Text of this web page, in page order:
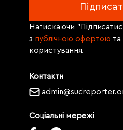
Контакти
Соціальні мережі
Натискаючи
з публічною офертою
користування.